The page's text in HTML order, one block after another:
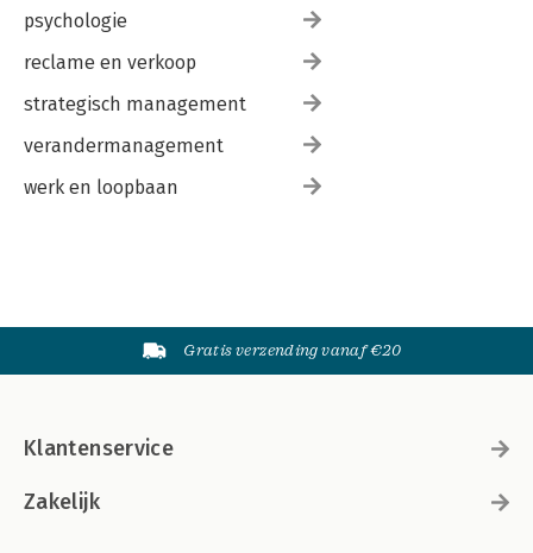
psychologie
reclame en verkoop
strategisch management
verandermanagement
werk en loopbaan
Gratis verzending vanaf €20
Klantenservice
Zakelijk